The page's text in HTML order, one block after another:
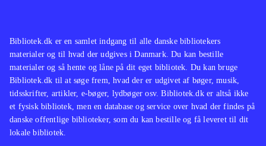
Bibliotek.dk er en samlet indgang til alle danske bibliotekers
materialer og til hvad der udgives i Danmark. Du kan bestille
materialer og så hente og låne på dit eget bibliotek. Du kan bruge
Bibliotek.dk til at søge frem, hvad der er udgivet af bøger, musik,
tidsskrifter, artikler, e-bøger, lydbøger osv. Bibliotek.dk er altså ikke
et fysisk bibliotek, men en database og service over hvad der findes på
danske offentlige biblioteker, som du kan bestille og få leveret til dit
lokale bibliotek.